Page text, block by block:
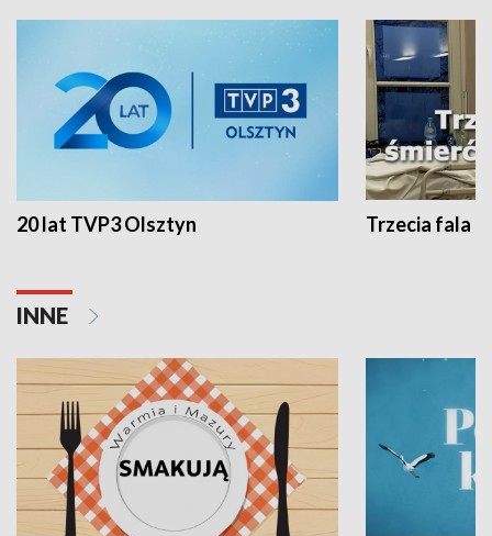
20 lat TVP3 Olsztyn Trzecia fala -
INNE